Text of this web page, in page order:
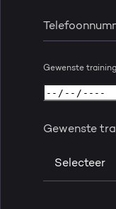
Gewenste
Gewenste